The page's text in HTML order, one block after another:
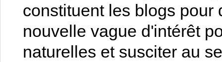
constituent les blogs
nouvelle vague d'intérêt
naturelles et susciter au